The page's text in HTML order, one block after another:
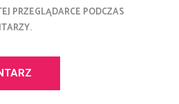
PRZEGLĄDARCE PODCZAS